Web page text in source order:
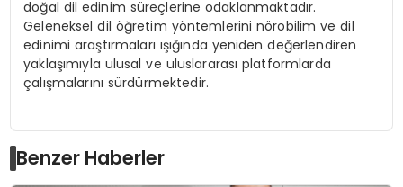
doğal dil edinim süreçlerine odaklanmaktadır.
Geleneksel dil öğretim yöntemlerini nörobilim ve dil
edinimi araştırmaları ışığında yeniden değerlendiren
yaklaşımıyla ulusal ve uluslararası platformlarda
çalışmalarını sürdürmektedir.
Benzer Haberler